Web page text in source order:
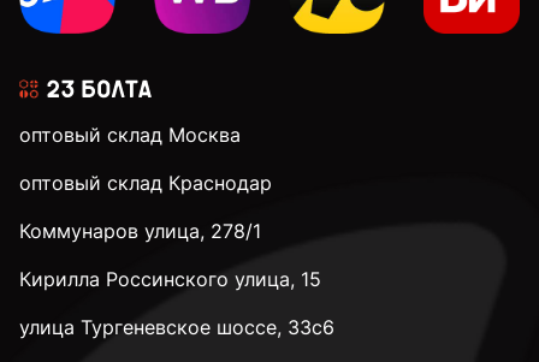
оптовый склад Москва
оптовый склад Краснодар
Коммунаров улица, 278/1
Кирилла Россинского улица, 15
улица Тургеневское шоссе, 33с6